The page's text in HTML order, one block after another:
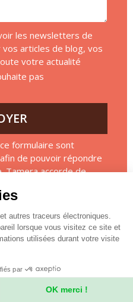
les newsletters de
articles de blog, vos
votre actualité
pas
formulaire sont
de pouvoir répondre
Tamera accorde de
vos données,
Personnelles
astérisque sont
autres traceurs électroniques.
lorsque vous visitez ce site et
utilisées durant votre visite
par
OK merci !